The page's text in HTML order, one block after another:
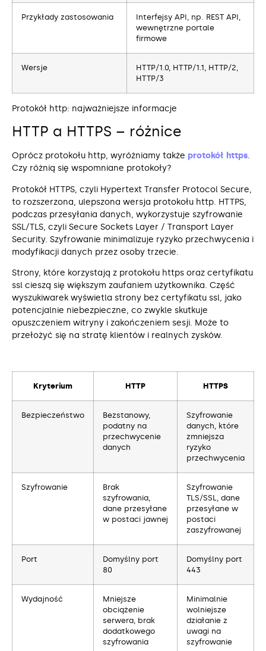
Przykłady zastosowania
Interfejsy API, np. REST API,
wewnętrzne portale
firmowe
Wersje
HTTP/1.0, HTTP/1.1, HTTP/2,
HTTP/3
Protokół http: najważniejsze informacje
HTTP a HTTPS – różnice
Oprócz protokołu http, wyróżniamy także protokół https.
Czy różnią się wspomniane protokoły?
Protokół HTTPS, czyli Hypertext Transfer Protocol Secure,
to rozszerzona, ulepszona wersja protokołu http. HTTPS,
podczas przesyłania danych, wykorzystuje szyfrowanie
SSL/TLS, czyli Secure Sockets Layer / Transport Layer
Security. Szyfrowanie minimalizuje ryzyko przechwycenia i
modyfikacji danych przez osoby trzecie.
Strony, które korzystają z protokołu https oraz certyfikatu
ssl cieszą się większym zaufaniem użytkownika. Część
wyszukiwarek wyświetla strony bez certyfikatu ssl, jako
potencjalnie niebezpieczne, co zwykle skutkuje
opuszczeniem witryny i zakończeniem sesji. Może to
przełożyć się na stratę klientów i realnych zysków.
Kryterium HTTP HTTPS
Bezpieczeństwo
Bezstanowy,
podatny na
przechwycenie
danych
Szyfrowanie
danych, które
zmniejsza
ryzyko
przechwycenia
Szyfrowanie
Brak
szyfrowania,
dane przesyłane
w postaci jawnej
Szyfrowanie
TLS/SSL, dane
przesyłane w
postaci
zaszyfrowanej
Port
Domyślny port
80
Domyślny port
443
Wydajność
Mniejsze
obciążenie
serwera, brak
dodatkowego
szyfrowania
Minimalnie
wolniejsze
działanie z
uwagi na
szyfrowanie